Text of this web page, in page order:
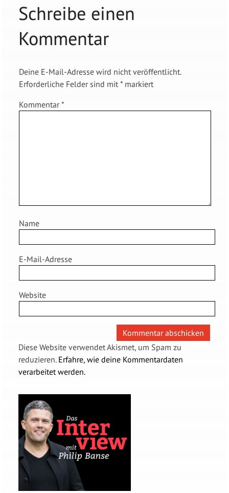
Schreibe einen
Kommentar
Deine E-Mail-Adresse wird nicht veröffentlicht.
Erforderliche Felder sind mit *markiert
Kommentar*
Name
E-Mail-Adresse
Website
Diese Website verwendet Akismet, um Spam zu
reduzieren. Erfahre, wie deine Kommentardaten
verarbeitet werden.